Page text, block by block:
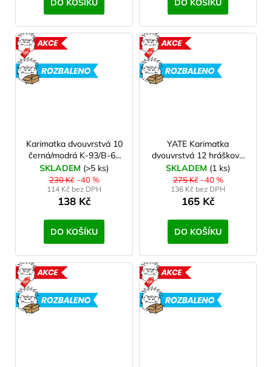
ROZBALENO
Karimatka dvouvrstvá 10
černá/modrá K-93/B-64
- 2. jakost
SKLADEM (>5 ks)
230 Kč –40 %
114 Kč bez DPH
138 Kč
DO KOŠÍKU
YATE Karimatka
dvouvrstvá 12 hráškově
zelená/tm.zelená, 2.
jakost
SKLADEM (1 ks)
275 Kč –40 %
136 Kč bez DPH
165 Kč
DO KOŠÍKU
ROZBALENO